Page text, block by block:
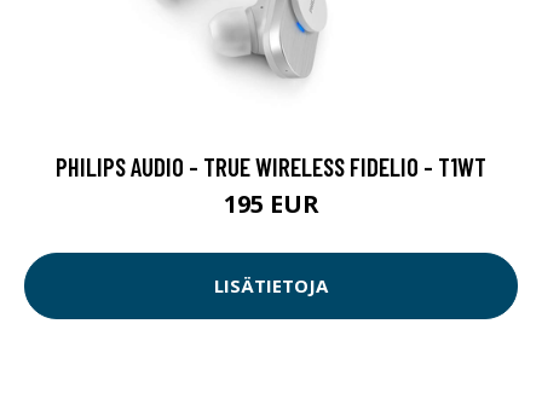
PHILIPS AUDIO - TRUE WIRELESS FIDELIO - T1WT
195 EUR
LISÄTIETOJA